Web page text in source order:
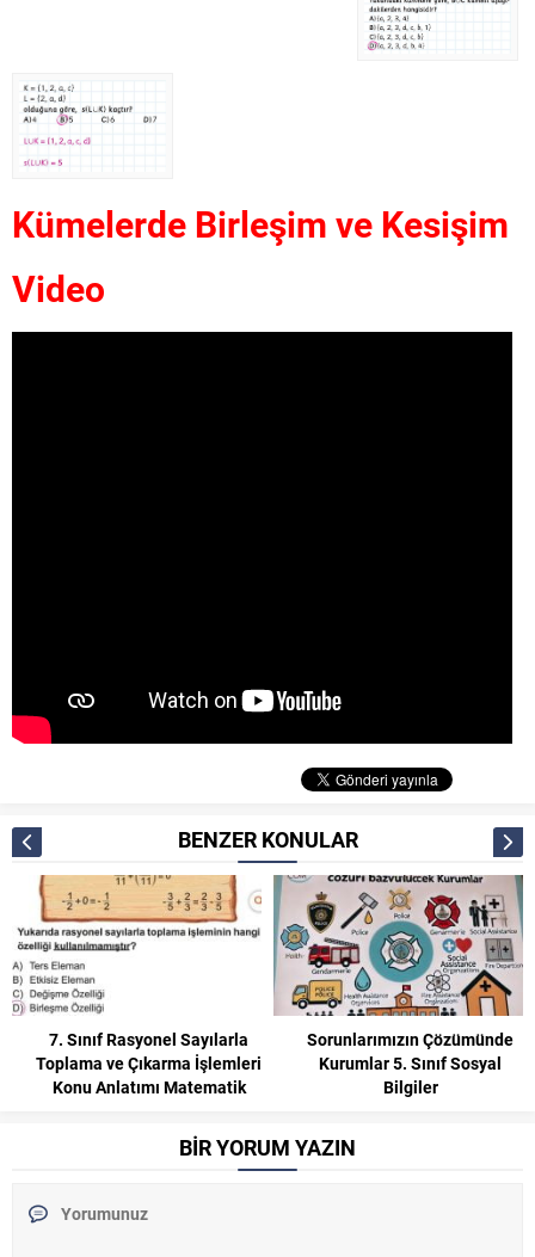
Kümelerde Birleşim ve Kesişim
Video
BENZER KONULAR
Sorunlarımızın Çözümünde
Kurumlar 5. Sınıf Sosyal
Bilgiler
Çokgenler ve Çember 5. Sınıf
Matematik
BİR YORUM YAZIN